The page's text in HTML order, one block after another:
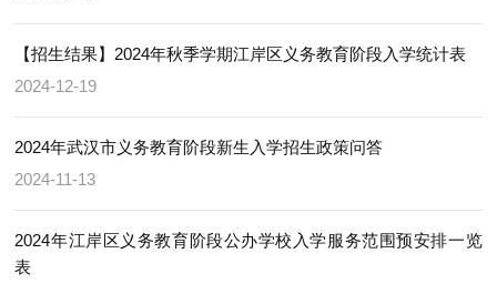
【招生结果】2024年秋季学期江岸区义务教育阶段入学统计表
2024-12-19
2024年武汉市义务教育阶段新生入学招生政策问答
2024-11-13
2024年江岸区义务教育阶段公办学校入学服务范围预安排一览
表